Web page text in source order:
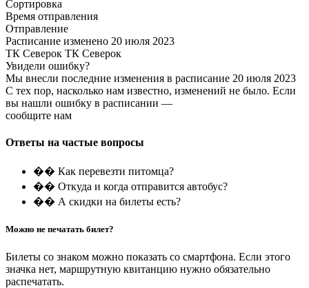
Сортировка
Время отправления
Отправление
Расписание изменено 20 июля 2023
ТК Северок ТК Северок
Увидели ошибку?
Мы внесли последние изменения в расписание 20 июля 2023
С тех пор, насколько нам известно, изменений не было. Если
вы нашли ошибку в расписании —
сообщите нам
Ответы на частые вопросы
�� Как перевезти питомца?
�� Откуда и когда отправится автобус?
�� А скидки на билеты есть?
Можно не печатать билет?
Билеты со знаком можно показать со смартфона. Если этого
значка нет, маршрутную квитанцию нужно обязательно
распечатать.